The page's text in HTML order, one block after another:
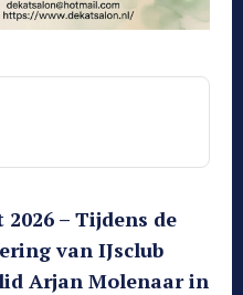
2026 – Tijdens de
van IJsclub
Arjan Molenaar in